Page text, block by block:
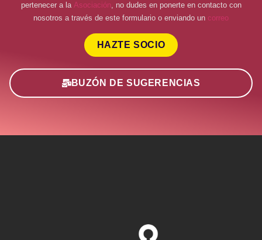
pertenecer a la Asociación, no dudes en ponerte en contacto con
nosotros a través de este formulario o enviando un correo
HAZTE SOCIO
BUZÓN DE SUGERENCIAS